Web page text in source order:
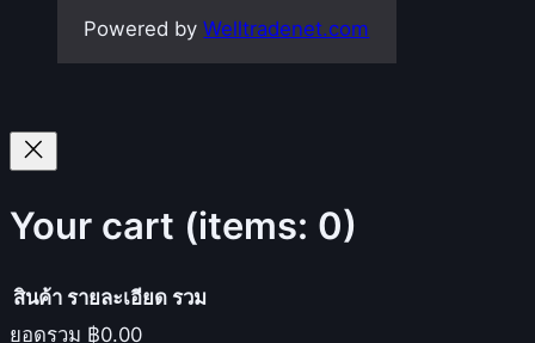
Powered byWelltradenet.com
Your cart (items: 0)
สินค้า รายละเอียด รวม
ยอดรวม ฿0.00